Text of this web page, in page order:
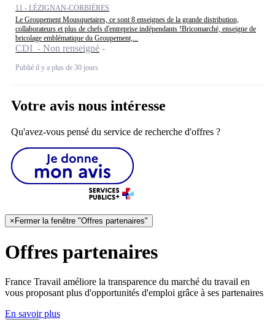
11 - LÉZIGNAN-CORBIÈRES
Le Groupement Mousquetaires, ce sont 8 enseignes de la grande distribution,
collaborateurs et plus de chefs d'entreprise indépendants !Bricomarché, enseigne de
bricolage emblématique du Groupement,...
CDI - Non renseigné
Publié il y a plus de 30 jours
Votre avis nous intéresse
Qu'avez-vous pensé du service de recherche d'offres ?
× Fermer la fenêtre "Offres partenaires"
Offres partenaires
France Travail améliore la transparence du marché du travail en
vous proposant plus d'opportunités d'emploi grâce à ses partenaires
En savoir plus